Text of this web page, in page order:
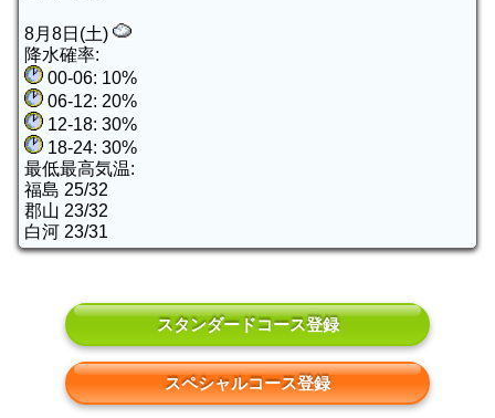
8月8日(土)
降水確率:
00-06: 10%
06-12: 20%
12-18: 30%
18-24: 30%
最低最高気温:
福島 25/32
郡山 23/32
白河 23/31
スタンダードコース登録
スペシャルコース登録